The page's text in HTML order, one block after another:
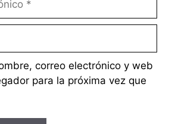
correo electrónico y web
para la próxima vez que